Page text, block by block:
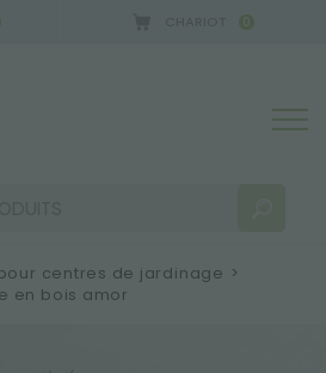
0
centres de jardinage >
en bois amor